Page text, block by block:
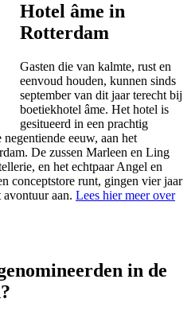
Hotel âme in
Rotterdam
Gasten die van kalmte, rust en
eenvoud houden, kunnen sinds
september van dit jaar terecht bij
boetiekhotel âme. Het hotel is
gesitueerd in een prachtig
eeuw, aan het
De zussen Marleen en Ling
en het echtpaar Angel en
conceptstore runt, gingen vier jaar
avontuur aan. Lees hier meer over
in de